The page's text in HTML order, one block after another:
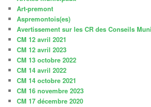
Art-premont
Aspremontois(es)
Avertissement sur les CR des Conseils
CM 12 avril 2021
CM 12 avril 2023
CM 13 octobre 2022
CM 14 avril 2022
CM 14 octobre 2021
CM 16 novembre 2023
CM 17 décembre 2020